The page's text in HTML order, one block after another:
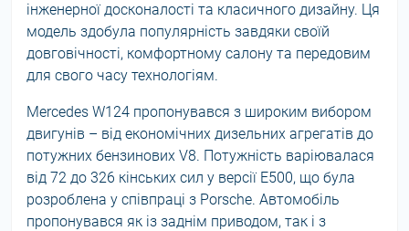
інженерної досконалості та класичного дизайну. Ця
модель здобула популярність завдяки своїй
довговічності, комфортному салону та передовим
для свого часу технологіям.
Mercedes W124 пропонувався з широким вибором
двигунів – від економічних дизельних агрегатів до
потужних бензинових V8. Потужність варіювалася
від 72 до 326 кінських сил у версії E500, що була
розроблена у співпраці з Porsche. Автомобіль
пропонувався як із заднім приводом, так і з